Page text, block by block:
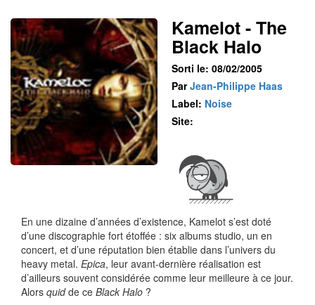
Kamelot - The
Black Halo
Sorti le: 08/02/2005
ParJean-Philippe Haas
Label: Noise
Site:
En une dizaine d’années d’existence, Kamelot s’est doté
d’une discographie fort étoffée : six albums studio, un en
concert, et d’une réputation bien établie dans l’univers du
heavy metal. Epica, leur avant-dernière réalisation est
d’ailleurs souvent considérée comme leur meilleure à ce jour.
Alors quidde ce Black Halo ?